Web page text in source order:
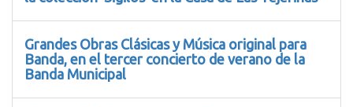
Grandes Obras Clásicas y Música original para
Banda, en el tercer concierto de verano de la
Banda Municipal